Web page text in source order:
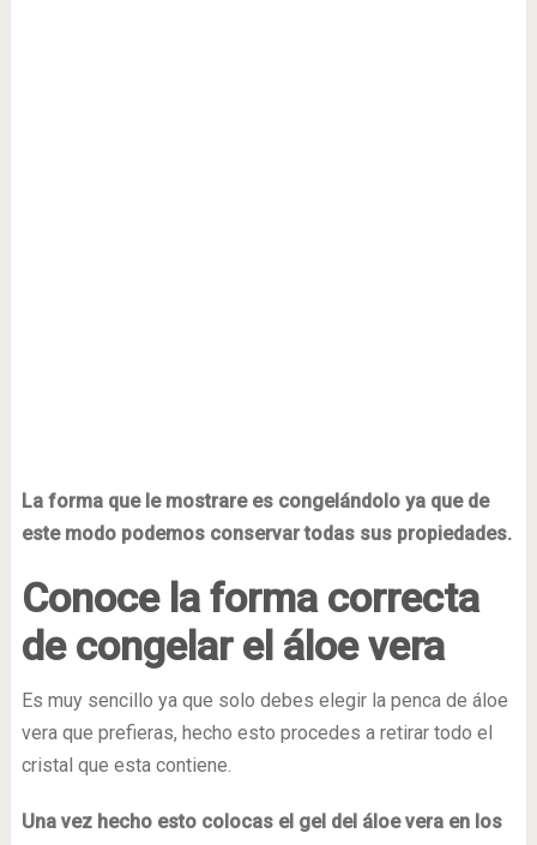
La forma que le mostrare es congelándolo ya que de
este modo podemos conservar todas sus propiedades.
Conoce la forma correcta
de congelar el áloe vera
Es muy sencillo ya que solo debes elegir la penca de áloe
vera que prefieras, hecho esto procedes a retirar todo el
cristal que esta contiene.
Una vez hecho esto colocas el gel del áloe vera en los